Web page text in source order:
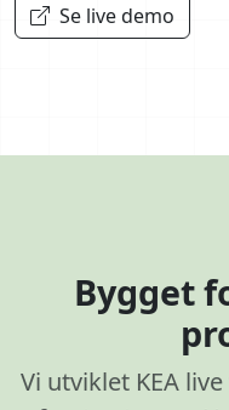
Se live demo
Bygget
Vi utviklet KEA